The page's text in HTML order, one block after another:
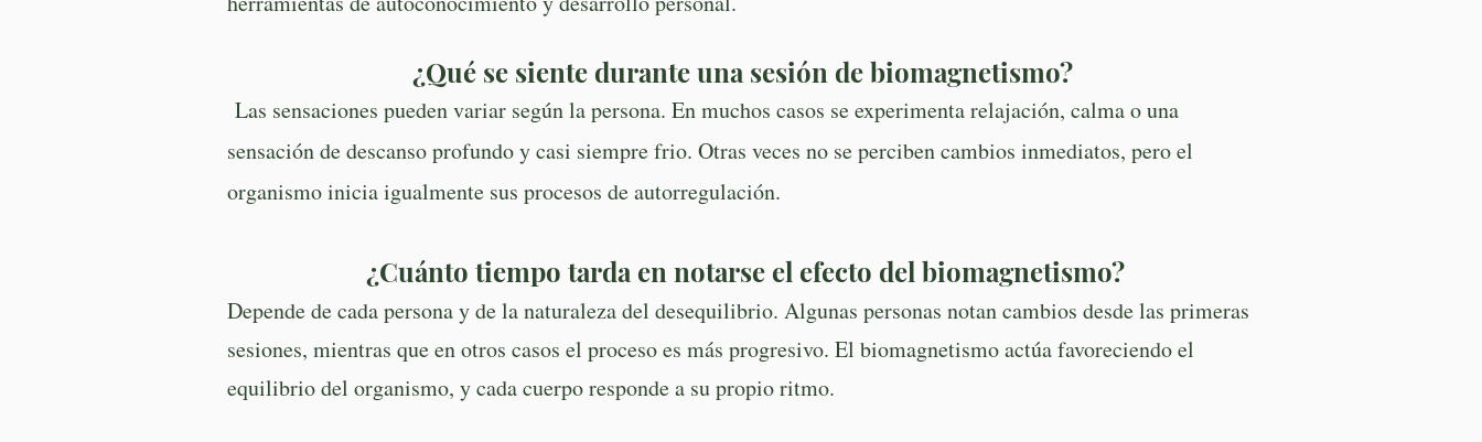
¿Qué se siente durante una sesión de biomagnetismo?
Las sensaciones pueden variar según la persona. En muchos casos se experimenta relajación, calma o una
sensación de descanso profundo y casi siempre frio. Otras veces no se perciben cambios inmediatos, pero el
organismo inicia igualmente sus procesos de autorregulación.
¿Cuánto tiempo tarda en notarse el efecto del biomagnetismo?
Depende de cada persona y de la naturaleza del desequilibrio. Algunas personas notan cambios desde las primeras
sesiones, mientras que en otros casos el proceso es más progresivo. El biomagnetismo actúa favoreciendo el
equilibrio del organismo, y cada cuerpo responde a su propio ritmo.